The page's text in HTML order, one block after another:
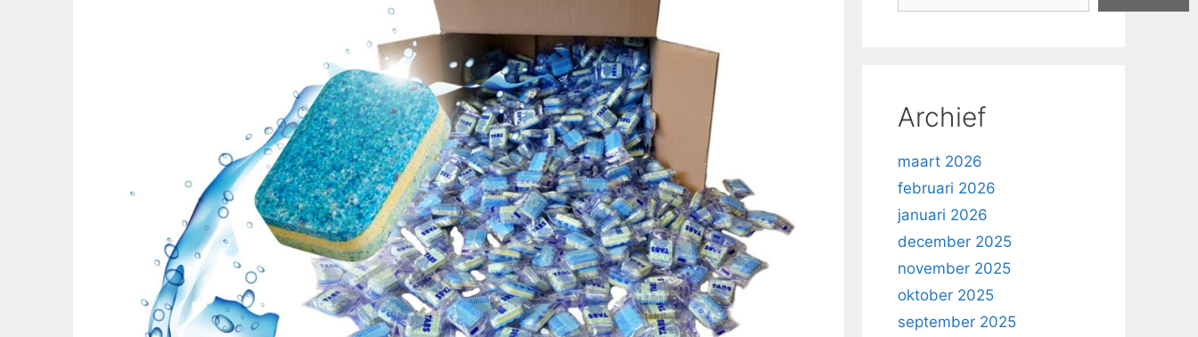
Archief
maart 2026
februari 2026
januari 2026
december 2025
november 2025
oktober 2025
september 2025